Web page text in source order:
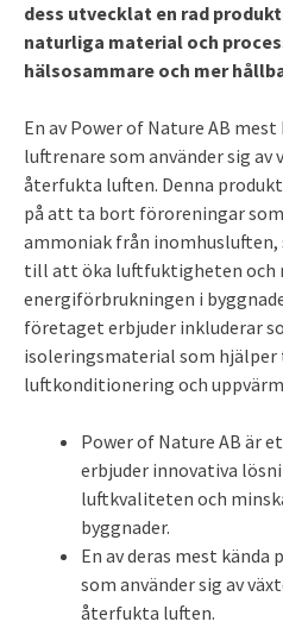
dess utvecklat en rad
naturliga material och
hälsosammare och mer
En av Power of Nature AB
luftrenare som använder sig
återfukta luften. Denna
på att ta bort föroreningar
ammoniak från
till att öka luftfuktigheten och
energiförbrukningen i
företaget erbjuder inkluderar
isoleringsmaterial som
luftkonditionering och
Power of Nature AB är
erbjuder innovativa
luftkvaliteten och
byggnader.
En av deras mest
som använder sig av
återfukta luften.